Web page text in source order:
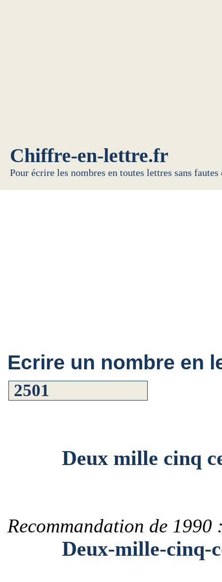
Chiffre-en-lettre.fr
Pour écrire les nombres en toutes lettres sans
Ecrire un nombre en
Deux mille cinq
Recommandation de 1990
Deux-mille-cinq-